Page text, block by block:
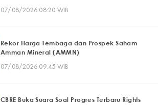
07/08/2026 08:20 WIB
Rekor Harga Tembaga dan Prospek Saham
Amman Mineral (AMMN)
07/08/2026 09:45 WIB
CBRE Buka Suara Soal Progres Terbaru Rights